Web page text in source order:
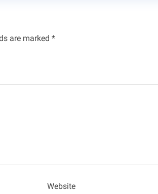
are marked *
Website